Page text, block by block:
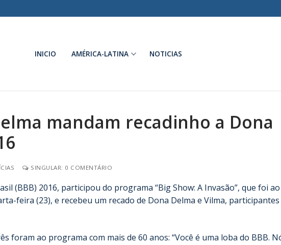
INICIO AMÉRICA-LATINA NOTICIAS
mandam recadinho a Dona
SINGULAR: 0 COMENTÁRIO
(BBB) 2016, participou do programa “Big Show: A Invasão”, que foi
feira (23), e recebeu um recado de Dona Delma e Vilma,
foram ao programa com mais de 60 anos: “Você é uma loba do BBB.